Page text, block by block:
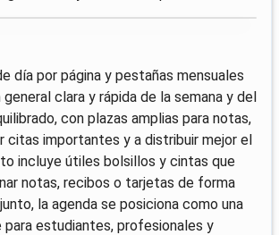
día por página y pestañas mensuales
clara y rápida de la semana y del
con plazas amplias para notas,
citas importantes y a distribuir mejor el
incluye útiles bolsillos y cintas que
notas, recibos o tarjetas de forma
la agenda se posiciona como una
para estudiantes, profesionales y